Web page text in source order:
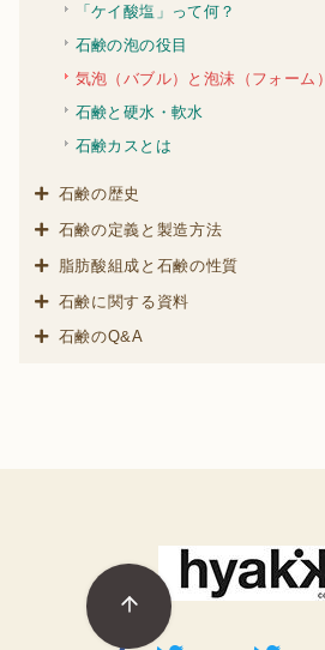
「ケイ酸塩」って何？
石鹸の泡の役目
気泡（バブル）と泡沫（フォーム）
石鹸と硬水・軟水
石鹸カスとは
石鹸の歴史
石鹸の定義と製造方法
脂肪酸組成と石鹸の性質
石鹸に関する資料
石鹸のQ&A